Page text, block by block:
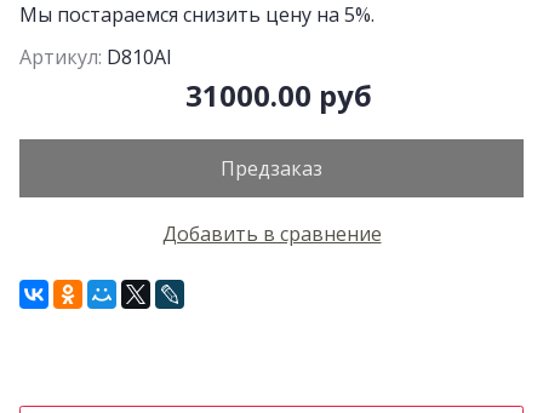
Мы постараемся снизить цену на 5%.
Артикул: D810AI
31000.00 руб
Предзаказ
Добавить в сравнение